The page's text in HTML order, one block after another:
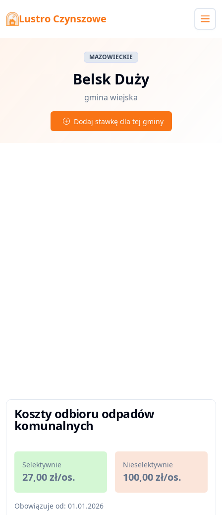
Lustro Czynszowe
MAZOWIECKIE
Belsk Duży
gmina wiejska
Dodaj stawkę dla tej gminy
Koszty odbioru odpadów
komunalnych
Selektywnie
27,00 zł/os.
Nieselektywnie
100,00 zł/os.
Obowiązuje od: 01.01.2026